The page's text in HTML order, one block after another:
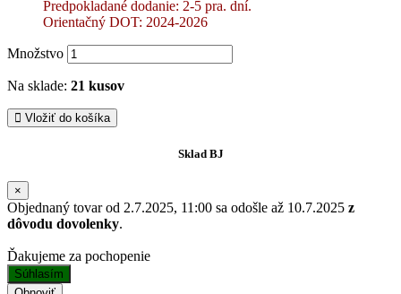
Predpokladané dodanie: 2-5 pra. dní.
Orientačný DOT: 2024-2026
Množstvo
Na sklade: 21 kusov
Vložiť do košíka
Sklad BJ
×
Objednaný tovar od 2.7.2025, 11:00 sa odošle až 10.7.2025 z
dôvodu dovolenky.
Ďakujeme za pochopenie
Súhlasím